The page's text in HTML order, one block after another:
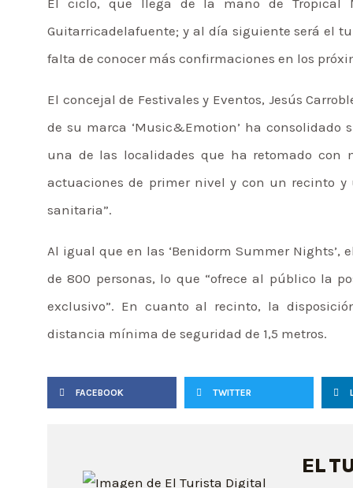
Guitarricadelafuente; y al día siguiente será el
falta de conocer más confirmaciones en los
El concejal de Festivales y Eventos, Jesús
de su marca ‘Music&Emotion’ ha
una de las localidades que ha retomado
actuaciones de primer nivel y con un recinto
sanitaria”.
Al igual que en las ‘Benidorm Summer Nights’,
de 800 personas, lo que “ofrece al público la
exclusivo”. En cuanto al recinto, la
distancia mínima de seguridad de 1,5 metros.
FACEBOOK TWITTER
EL